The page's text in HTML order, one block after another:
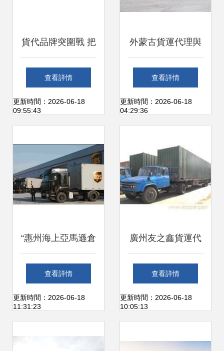
貨代品牌突圍戰 把
握要點，打造無敵
品牌
查看詳情
更新時間：2026-06-18
09:55:43
外蒙古貨運代理與
報關報檢全攻略
——打破貿易壁壘
查看詳情
更新時間：2026-06-18
04:29:36
“惠州海上亞馬遜倉
儲無縫貨代B/O類
規范成本查解 ”
查看詳情
更新時間：2026-06-18
11:31:23
廣州友之鑫貨運代
理 專業寵物狗狗空
運托運服務詳解
查看詳情
更新時間：2026-06-18
10:05:13